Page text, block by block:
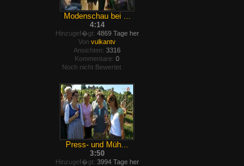
Modenschau bei ...
4:14
Hinzugef�gt: 4869 Tage her
Von vulkantv
Ansichten: 3316
Kommentare: 0
Noch nicht Bewertet
Press- und Müh...
3:50
Hinzugef�gt: 3994 Tage her